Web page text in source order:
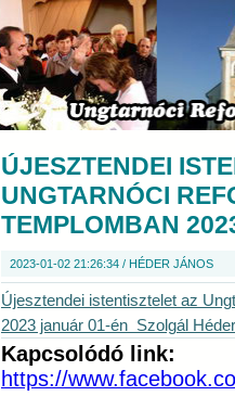
ÚJESZTENDEI
UNGTARNÓCI
TEMPLOMBAN
2023-01-02 21:26:34 / HÉDER JÁNOS
Újesztendei istentisztelet az
2023 január 01-én Szolgál
Kapcsolódó link:
https://